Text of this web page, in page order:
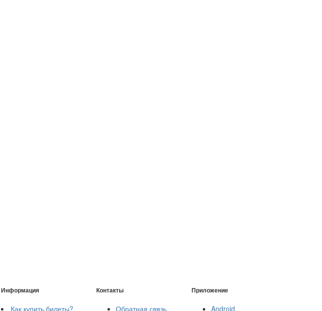
Информация
Как купить билеты?
Контакты
Обратная связь
Приложение
Android